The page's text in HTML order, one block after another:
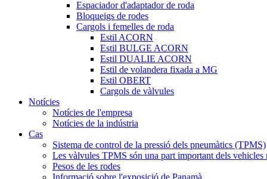
Espaciador d'adaptador de roda
Bloqueigs de rodes
Cargols i femelles de roda
Estil ACORN
Estil BULGE ACORN
Estil DUALIE ACORN
Estil de volandera fixada a MG
Estil OBERT
Cargols de vàlvules
Notícies
Notícies de l'empresa
Notícies de la indústria
Cas
Sistema de control de la pressió dels pneumàtics (TPMS)
Les vàlvules TPMS són una part important dels vehicles
Pesos de les rodes
Informació sobre l'exposició de Panamà